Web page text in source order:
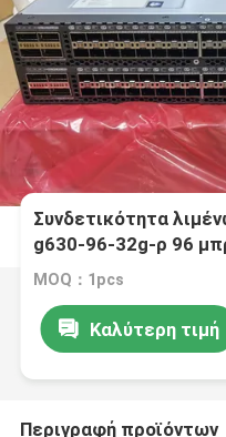
Συνδετικότητα
g630-96-32g-ρ 96
MOQ：1pcs
Καλύτερη τιμή
Περιγραφή προϊόντων